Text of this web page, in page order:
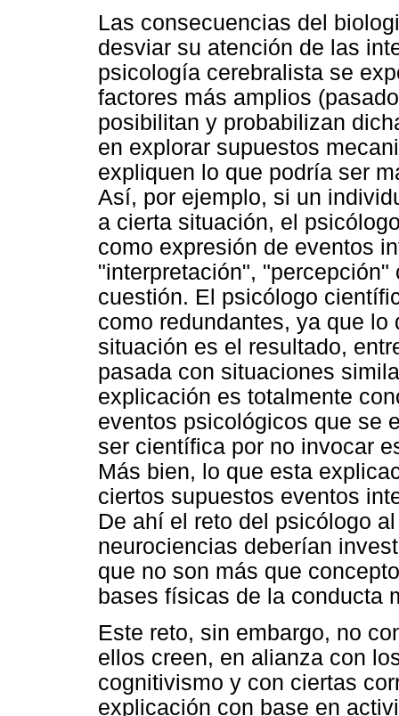
Las consecuencias del
desviar su atención de las
psicología cerebralista se
factores más amplios
posibilitan y probabilizan
en explorar supuestos
expliquen lo que podría ser
Así, por ejemplo, si un
a cierta situación, el
como expresión de eventos
"interpretación",
cuestión. El psicólogo
como redundantes, ya que
situación es el resultado,
pasada con situaciones
explicación es totalmente
eventos psicológicos que se
ser científica por no invocar
Más bien, lo que esta
ciertos supuestos eventos
De ahí el reto del psicólogo
neurociencias deberían
que no son más que
bases físicas de la conducta
Este reto, sin embargo, no
ellos creen, en alianza con
cognitivismo y con ciertas
explicación con base en